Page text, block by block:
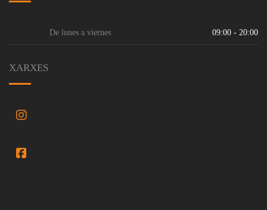
De lunes a viernes 09:00 - 20:00
XARXES